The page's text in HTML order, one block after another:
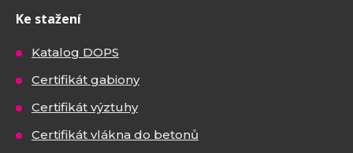
Ke stažení
Katalog DOPS
Certifikát gabiony
Certifikát výztuhy
Certifikát vlákna do betonů